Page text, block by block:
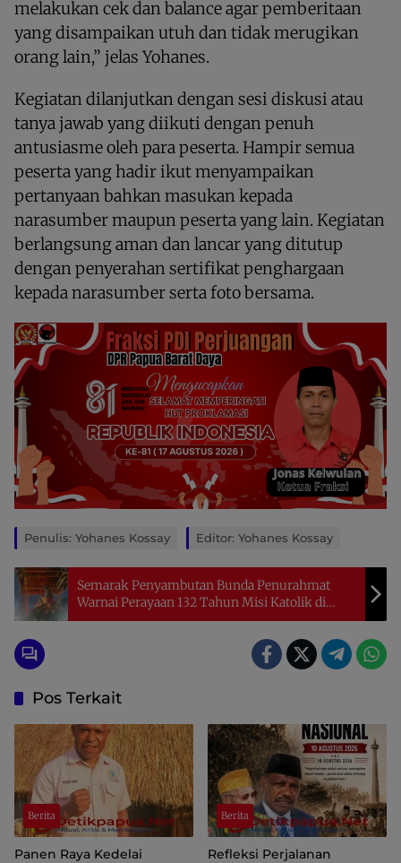
melakukan cek dan balance agar pemberitaan
yang disampaikan utuh dan tidak merugikan
orang lain,” jelas Yohanes.
Kegiatan dilanjutkan dengan sesi diskusi atau
tanya jawab yang diikuti dengan penuh
antusiasme oleh para peserta. Hampir semua
peserta yang hadir ikut menyampaikan
pertanyaan bahkan masukan kepada
narasumber maupun peserta yang lain. Kegiatan
berlangsung aman dan lancar yang ditutup
dengan penyerahan sertifikat penghargaan
kepada narasumber serta foto bersama.
Penulis: Yohanes Kossay Editor: Yohanes Kossay
Semarak Penyambutan Bunda Penurahmat
Warnai Perayaan 132 Tahun Misi Katolik di
Tanah Papua
Pos Terkait
Berita
Panen Raya Kedelai
Berita
Refleksi Perjalanan